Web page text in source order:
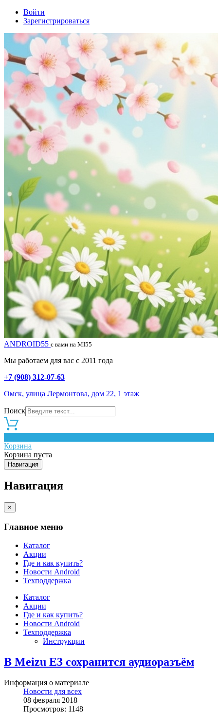
Войти
Зарегистрироваться
ANDROID55 с вами на MI55
Мы работаем для вас с 2011 года
+7 (908) 312-07-63
Омск, улица Лермонтова, дом 22, 1 этаж
Поиск
Корзина
Корзина пуста
Навигация
Навигация
×
Главное меню
Каталог
Акции
Где и как купить?
Новости Android
Техподдержка
Каталог
Акции
Где и как купить?
Новости Android
Техподдержка
Инструкции
В Meizu E3 сохранится аудиоразъём
Информация о материале
Новости для всех
08 февраля 2018
Просмотров: 1148